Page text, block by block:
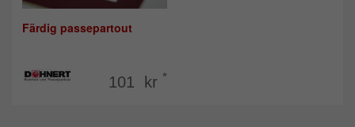
Färdig passepartout
101 kr *